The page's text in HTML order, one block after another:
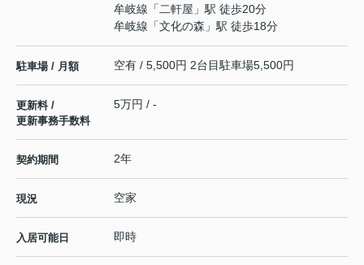
牟岐線 「二軒屋 」駅 徒歩20分
牟岐線 「文化の森 」駅 徒歩18分
駐車場 / 月額 空有 / 5,500円 2台目駐車場5,500円
更新料 /
更新事務手数料
5万円 / -
契約期間 2年
現況 空家
入居可能日 即時